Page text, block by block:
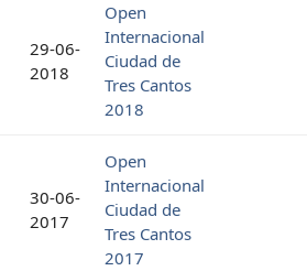
29-06-
2018
Open
Internacional
Ciudad de
Tres Cantos
2018
30-06-
2017
Open
Internacional
Ciudad de
Tres Cantos
2017